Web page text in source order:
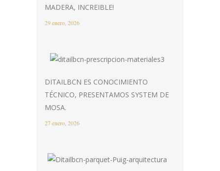
MADERA, INCREIBLE!
29 enero, 2026
DITAILBCN ES CONOCIMIENTO
TÉCNICO, PRESENTAMOS SYSTEM DE
MOSA.
27 enero, 2026